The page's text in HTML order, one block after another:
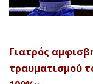
Γιατρός
τραυματισμού